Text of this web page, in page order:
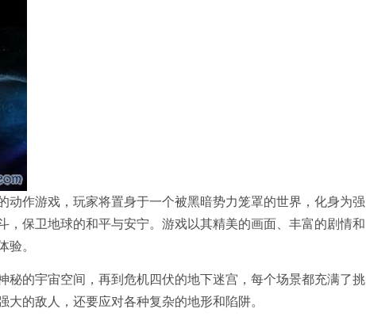
动作游戏，玩家将置身于一个被黑暗势力笼罩的世界，化身为强
，保卫地球的和平与安宁。游戏以其精美的画面、丰富的剧情和
验。
秘的宇宙空间，再到危机四伏的地下迷宫，每个场景都充满了挑
的敌人，还要应对各种复杂的地形和陷阱。